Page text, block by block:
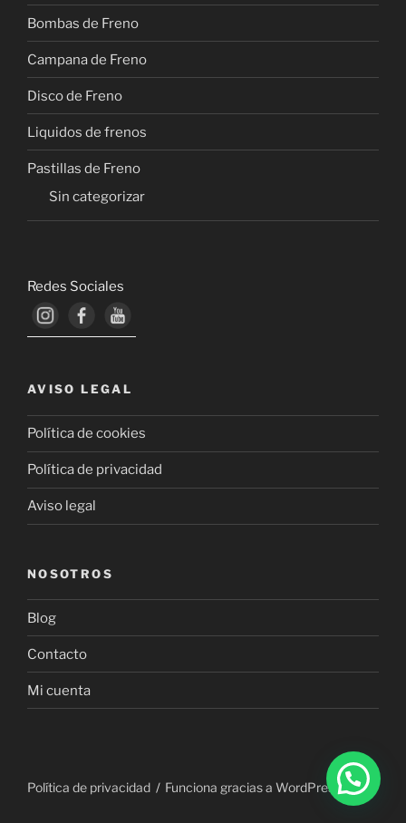
Bombas de Freno
Campana de Freno
Disco de Freno
Liquidos de frenos
Pastillas de Freno
Sin categorizar
Redes Sociales
AVISO LEGAL
Política de cookies
Política de privacidad
Aviso legal
NOSOTROS
Blog
Contacto
Mi cuenta
Política de privacidad Funciona gracias a WordPress